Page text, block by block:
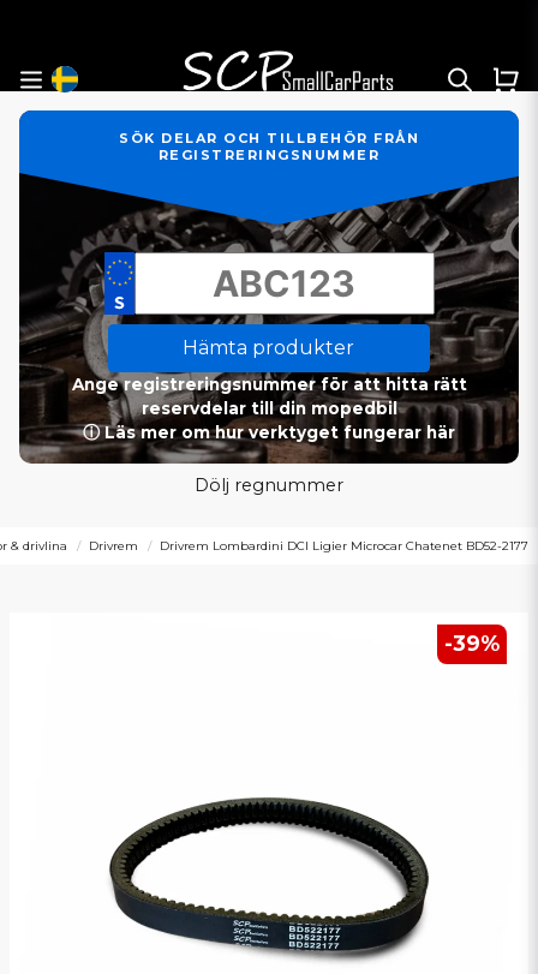
SÖK DELAR OCH TILLBEHÖR FRÅN
REGISTRERINGSNUMMER
Hämta produkter
Ange registreringsnummer för att hitta rätt
reservdelar till din mopedbil
ⓘ Läs mer om hur verktyget fungerar här
Dölj regnummer
& drivlina Drivrem Drivrem Lombardini DCI Ligier Microcar Chatenet BD52-2177
-39%